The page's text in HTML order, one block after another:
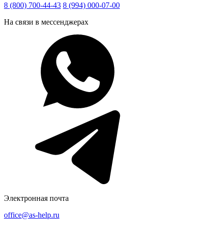
8 (800) 700-44-43 8 (994) 000-07-00
На связи в мессенджерах
Электронная почта
office@as-help.ru